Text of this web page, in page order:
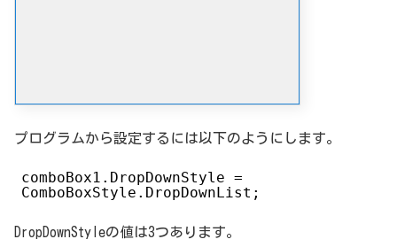
プログラムから設定するには以下のようにします。
comboBox1.DropDownStyle =
ComboBoxStyle.DropDownList;
DropDownStyleの値は3つあります。